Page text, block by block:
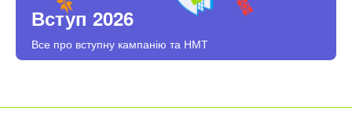
Вступ 2026
Все про вступну кампанію та НМТ